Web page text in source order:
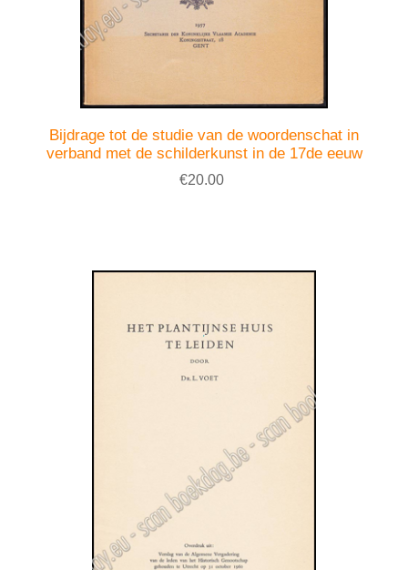
Bijdrage tot de studie van de woordenschat in
verband met de schilderkunst in de 17de eeuw
€20.00